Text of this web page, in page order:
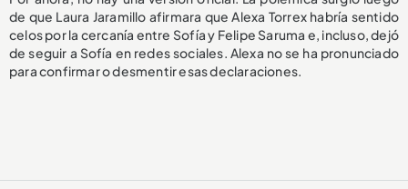
de que Laura Jaramillo afirmara que Alexa Torrex habría sentido
celos por la cercanía entre Sofía y Felipe Saruma e, incluso, dejó
de seguir a Sofía en redes sociales. Alexa no se ha pronunciado
para confirmar o desmentir esas declaraciones.